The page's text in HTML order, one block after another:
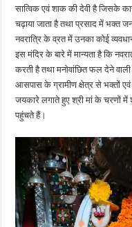
सात्विक एवं शाक की देवी है जिसके
चढ़ाया जाता है तथा प्रसाद में भक्त
नवरात्रि के व्रत में उनका कोई
इस मंदिर के बारे में मान्यता है कि
करती है तथा मनोवांछित फल देने
आसपास के ग्रामीण क्षेत्र से भक्तों
जयकारे लगाते हुए श्री मां के चरणों में
पहुंचते हैं।